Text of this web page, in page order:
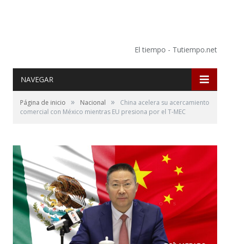
El tiempo - Tutiempo.net
NAVEGAR
Página de inicio » Nacional »
China acelera su acercamiento
comercial con México mientras EU presiona por el T-MEC